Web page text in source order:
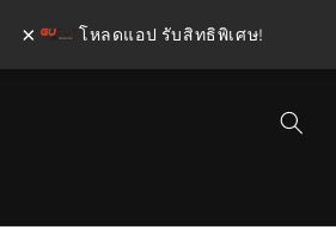
ข้ามไป
× โหลดแอป รับสิทธิพิเศษ!